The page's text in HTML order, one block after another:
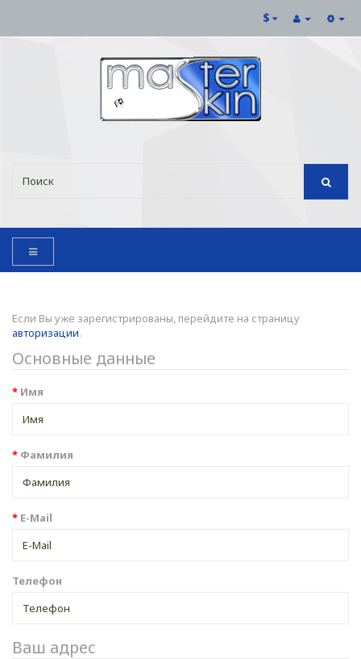
$
Если Вы уже зарегистрированы, перейдите на страницу
авторизации.
Основные данные
Имя
Фамилия
E-Mail
Телефон
Ваш адрес